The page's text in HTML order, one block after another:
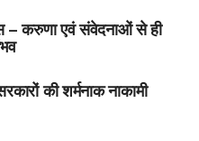
– करुणा एवं संवेदनाओं से ही
की शर्मनाक नाकामी